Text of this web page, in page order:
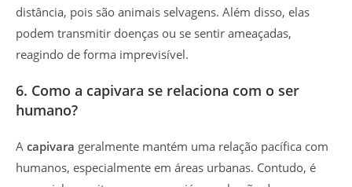
distância, pois são animais selvagens. Além disso, elas
podem transmitir doenças ou se sentir ameaçadas,
reagindo de forma imprevisível.
6. Como a capivara se relaciona com o ser
humano?
A capivara geralmente mantém uma relação pacífica com
humanos, especialmente em áreas urbanas. Contudo, é